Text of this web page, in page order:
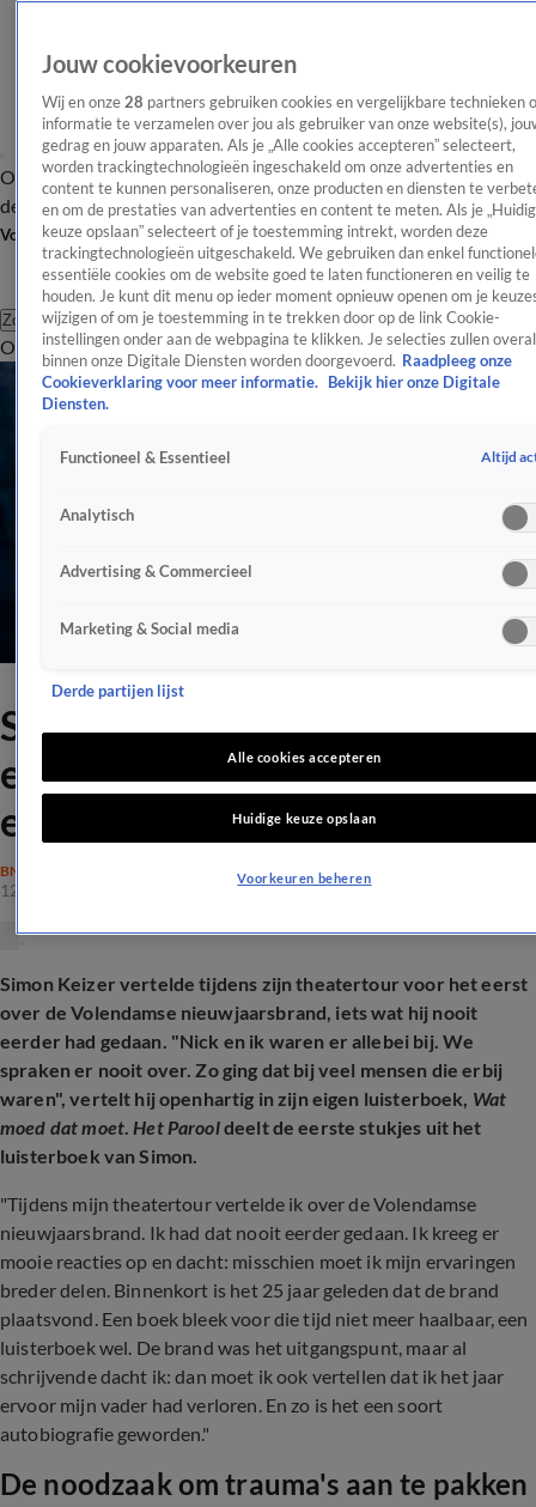
OverzichtAfleveringen Entertainment TV Algemeen
Tip
de redactieNieuwsbrief
Volg Shownieuws
Zoeken
OverzichtEntertainmentSpraakmakendRealityCrimeVideo's
Simon over traumatische
ervaring met Nick: 'Spraken
er nooit over'
BN'ERS
12 dec 2025, 11:11
Simon Keizer vertelde tijdens zijn theatertour voor het eerst
over de Volendamse nieuwjaarsbrand, iets wat hij nooit
eerder had gedaan. "Nick en ik waren er allebei bij. We
spraken er nooit over. Zo ging dat bij veel mensen die erbij
waren", vertelt hij openhartig in zijn eigen luisterboek, Wat
moed dat moet.Het Parooldeelt de eerste stukjes uit het
luisterboek van Simon.
"Tijdens mijn theatertour vertelde ik over de Volendamse
nieuwjaarsbrand. Ik had dat nooit eerder gedaan. Ik kreeg er
mooie reacties op en dacht: misschien moet ik mijn ervaringen
breder delen. Binnenkort is het 25 jaar geleden dat de brand
plaatsvond. Een boek bleek voor die tijd niet meer haalbaar, een
luisterboek wel. De brand was het uitgangspunt, maar al
schrijvende dacht ik: dan moet ik ook vertellen dat ik het jaar
ervoor mijn vader had verloren. En zo is het een soort
autobiografie geworden."
De noodzaak om trauma's aan te pakken
Jouw cookievoorkeuren
Wij en onze 28 partners gebruiken cookies en vergelijkbare technieken
informatie te verzamelen over jou als gebruiker van onze website(s),
gedrag en jouw apparaten. Als je „Alle cookies accepteren” selecteert,
worden trackingtechnologieën ingeschakeld om onze advertenties en
content te kunnen personaliseren, onze producten en diensten te
en om de prestaties van advertenties en content te meten. Als je
keuze opslaan” selecteert of je toestemming intrekt, worden deze
trackingtechnologieën uitgeschakeld. We gebruiken dan enkel
essentiële cookies om de website goed te laten functioneren en veilig te
houden. Je kunt dit menu op ieder moment opnieuw openen om je
wijzigen of om je toestemming in te trekken door op de link Cookie-
instellingen onder aan de webpagina te klikken. Je selecties zullen overal
binnen onze Digitale Diensten worden doorgevoerd. Raadpleeg onze
Cookieverklaring voor meer informatie.
Bekijk hier onze Digitale
Diensten.
Functioneel & Essentieel Altijd
Analytisch
Advertising & Commercieel
Marketing & Social media
Derde partijen lijst
Alle cookies accepteren
Huidige keuze opslaan
Voorkeuren beheren